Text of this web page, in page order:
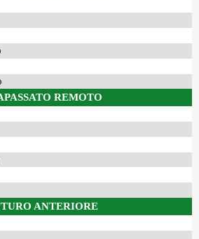
REMOTO
ANTERIORE